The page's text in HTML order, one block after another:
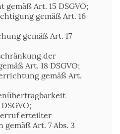
gemäß Art. 15 DSGVO;
gemäß Art. 16
gemäß Art. 17
der
Art. 18 DSGVO;
gemäß Art.
erteilter
Art. 7 Abs. 3